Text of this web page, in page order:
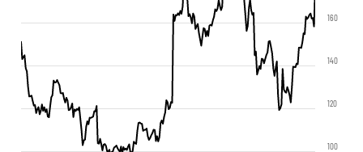
100
120
140
160